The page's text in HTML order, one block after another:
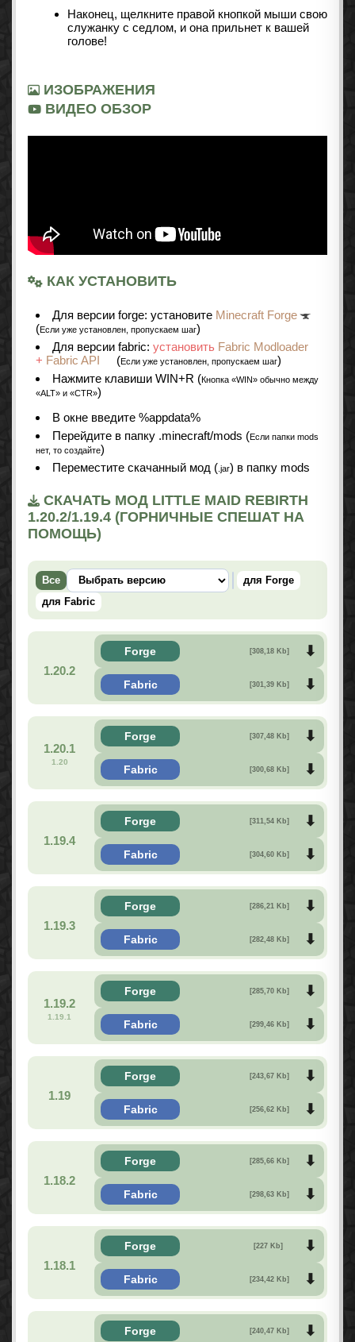
Наконец, щелкните правой кнопкой мыши свою
служанку с седлом, и она прильнет к вашей
голове!
ИЗОБРАЖЕНИЯ
ВИДЕО ОБЗОР
КАК УСТАНОВИТЬ
Для версии forge: установите Minecraft Forge
(Если уже установлен, пропускаем шаг)
Для версии fabric: установить Fabric Modloader
+ Fabric API (Если уже установлен, пропускаем шаг)
Нажмите клавиши WIN+R (Кнопка «WIN» обычно между
«ALT» и «CTR»)
В окне введите %appdata%
Перейдите в папку .minecraft/mods (Если папки mods
нет, то создайте)
Переместите скачанный мод ( .jar) в папку mods
СКАЧАТЬ МОД LITTLE MAID REBIRTH
1.20.2/1.19.4 (ГОРНИЧНЫЕ СПЕШАТ НА
ПОМОЩЬ)
Все
для Forge
для Fabric
1.20.2
Forge [308,18 Kb]
Fabric [301,39 Kb]
1.20.1
1.20
Forge [307,48 Kb]
Fabric [300,68 Kb]
1.19.4
Forge [311,54 Kb]
Fabric [304,60 Kb]
1.19.3
Forge [286,21 Kb]
Fabric [282,48 Kb]
1.19.2
1.19.1
Forge [285,70 Kb]
Fabric [299,46 Kb]
1.19
Forge [243,67 Kb]
Fabric [256,62 Kb]
1.18.2
Forge [285,66 Kb]
Fabric [298,63 Kb]
1.18.1
Forge [227 Kb]
Fabric [234,42 Kb]
Forge [240,47 Kb]